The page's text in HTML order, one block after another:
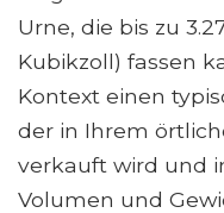
Urne, die bis zu
Kubikzoll) fassen
Kontext einen
der in Ihrem
verkauft wird und
Volumen und